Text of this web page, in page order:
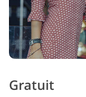
Gratuit